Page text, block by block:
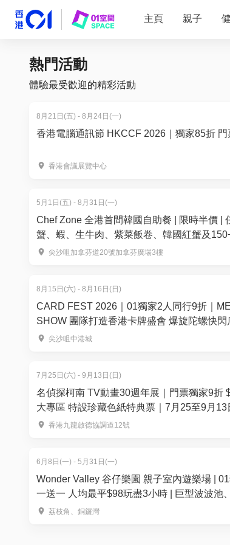
主頁 親子
熱門活動
體驗最受歡迎的精彩活動
8月21日(五) - 8月24日(一)
香港電腦通訊節 HKCCF 2026｜獨家85折
香港會議展覽中心
5月1日(五) - 8月31日(一)
Chef Zone 全港首間韓國自助餐 | 限時半價 |
蟹、蝦、生牛肉、紫菜飯卷、韓國紅蟹及
食！韓國人主理
尖沙咀加拿芬道20號加拿芬廣場3樓
8月15日(六) - 8月16日(日)
CARD FEST 2026｜01獨家2人同行9折｜
SHOW 團隊打造香港卡牌盛會 爆旋陀螺快閃
場！8月15-16日登陸尖沙咀中港城
尖沙咀中港城
7月25日(六) - 9月13日(日)
名偵探柯南 TV動畫30週年展｜門票獨家9折
大專區 特設珍藏色紙特典票｜7月25至9月13
雙子滙
香港九龍啟德協調道12號
6月8日(一) - 5月31日(一)
Wonder Valley 谷仔樂園 親子室內遊樂場 |
一送一 人均最平$98玩盡3小時 | 巨型波波池
馬 | 荔枝角、銅鑼灣店
荔枝角、銅鑼灣